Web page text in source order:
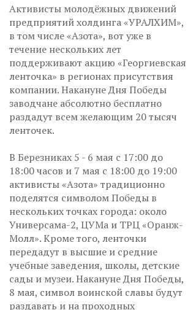
Активисты молодёжных движений
предприятий холдинга «УРАЛХИМ»,
в том числе «Азота», вот уже в
течение нескольких лет
поддерживают акцию «Георгиевская
ленточка» в регионах присутствия
компании. Накануне Дня Победы
заводчане абсолютно бесплатно
раздадут всем желающим 20 тысяч
ленточек.
В Березниках 5 - 6 мая с 17:00 до
18:00 часов и 7 мая с 18:00 до 19:00
активисты «Азота» традиционно
поделятся символом Победы в
нескольких точках города: около
Универсама-2, ЦУМа и ТРЦ «Оранж-
Молл». Кроме того, ленточки
передадут в высшие и средние
учебные заведения, школы, детские
сады и музеи. Накануне Дня Победы,
8 мая, символ воинской славы будут
раздавать и на проходных